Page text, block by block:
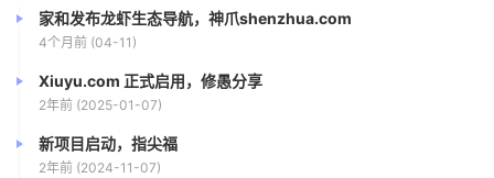
家和发布龙虾生态导航，神爪shenzhua.com
4个月前 (04-11)
Xiuyu.com 正式启用，修愚分享
2年前 (2025-01-07)
新项目启动，指尖福
2年前 (2024-11-07)